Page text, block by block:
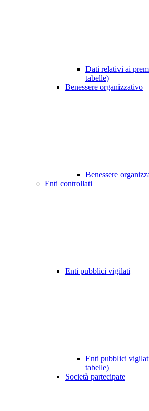
Dati relativi ai
tabelle)
Benessere organizzativo
Benessere
Enti controllati
Enti pubblici vigilati
Enti pubblici
tabelle)
Società partecipate